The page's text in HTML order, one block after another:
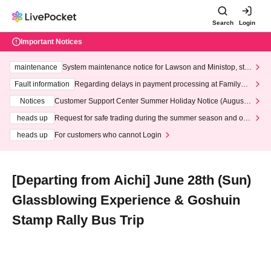
Search Login
Important Notices
maintenance
System maintenance notice for Lawson and Ministop, star
ting at 3:00 AM on Wednesday (Wed)
Fault information
Regarding delays in payment processing at FamilyMa
Notices
Customer Support Center Summer Holiday Notice (August 1
heads up
Request for safe trading during the summer season and our
heads up
For customers who cannot Login
[Departing from Aichi] June 28th (Sun)
Glassblowing Experience & Goshuin
Stamp Rally Bus Trip